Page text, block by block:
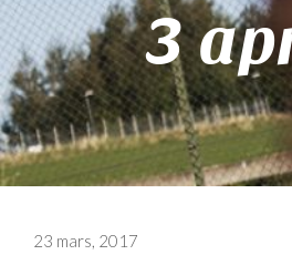
3
23 mars, 2017